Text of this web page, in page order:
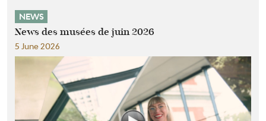
NEWS
News des musées de juin 2026
5 June 2026